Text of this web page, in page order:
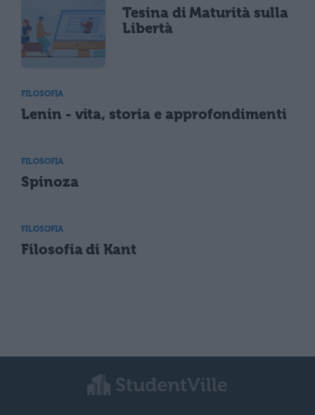
Tesina di Maturità sulla
Libertà
FILOSOFIA
Lenin - vita, storia e approfondimenti
FILOSOFIA
Spinoza
FILOSOFIA
Filosofia di Kant